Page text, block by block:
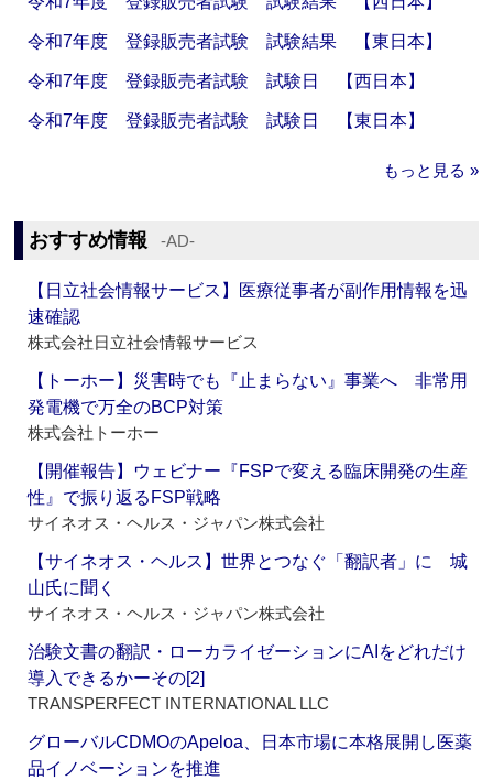
令和7年度 登録販売者試験 試験結果 【東日本】
令和7年度 登録販売者試験 試験日 【西日本】
令和7年度 登録販売者試験 試験日 【東日本】
もっと見る »
おすすめ情報 ‐AD‐
【日立社会情報サービス】医療従事者が副作用情報を迅
速確認
株式会社日立社会情報サービス
【トーホー】災害時でも『止まらない』事業へ 非常用
発電機で万全のBCP対策
株式会社トーホー
【開催報告】ウェビナー『FSPで変える臨床開発の生産
性』で振り返るFSP戦略
サイネオス・ヘルス・ジャパン株式会社
【サイネオス・ヘルス】世界とつなぐ「翻訳者」に 城
山氏に聞く
サイネオス・ヘルス・ジャパン株式会社
治験文書の翻訳・ローカライゼーションにAIをどれだけ
導入できるかーその[2]
TRANSPERFECT INTERNATIONAL LLC
グローバルCDMOのApeloa、日本市場に本格展開し医薬
品イノベーションを推進